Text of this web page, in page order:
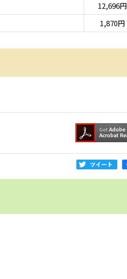
12,696円
1,870円